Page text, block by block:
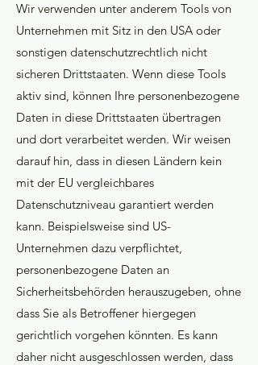
Wir verwenden unter anderem Tools von
Unternehmen mit Sitz in den USA oder
sonstigen datenschutzrechtlich nicht
sicheren Drittstaaten. Wenn diese Tools
aktiv sind, können Ihre personenbezogene
Daten in diese Drittstaaten übertragen
und dort verarbeitet werden. Wir weisen
darauf hin, dass in diesen Ländern kein
mit der EU vergleichbares
Datenschutzniveau garantiert werden
kann. Beispielsweise sind US-
Unternehmen dazu verpflichtet,
personenbezogene Daten an
Sicherheitsbehörden herauszugeben, ohne
dass Sie als Betroffener hiergegen
gerichtlich vorgehen könnten. Es kann
daher nicht ausgeschlossen werden, dass